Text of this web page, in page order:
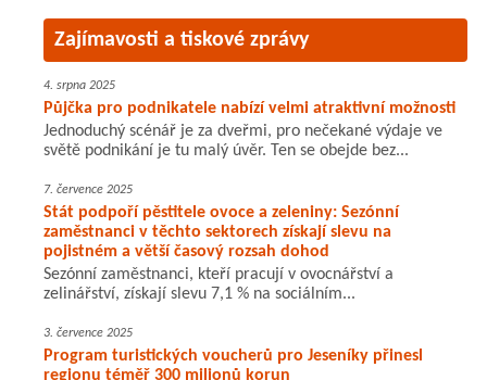
Zajímavosti a tiskové zprávy
4. srpna 2025
Půjčka pro podnikatele nabízí velmi atraktivní možnosti
Jednoduchý scénář je za dveřmi, pro nečekané výdaje ve
světě podnikání je tu malý úvěr. Ten se obejde bez...
7. července 2025
Stát podpoří pěstitele ovoce a zeleniny: Sezónní
zaměstnanci v těchto sektorech získají slevu na
pojistném a větší časový rozsah dohod
Sezónní zaměstnanci, kteří pracují v ovocnářství a
zelinářství, získají slevu 7,1 % na sociálním...
3. července 2025
Program turistických voucherů pro Jeseníky přinesl
regionu téměř 300 milionů korun